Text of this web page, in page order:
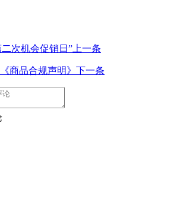
次机会促销日” 上一条
商品合规声明》 下一条